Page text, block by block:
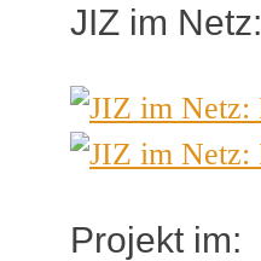
JIZ im Netz:
Projekt im: